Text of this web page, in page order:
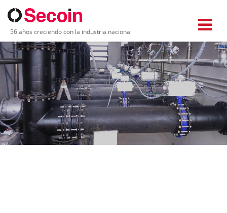
56 años creciendo con la industria nacional